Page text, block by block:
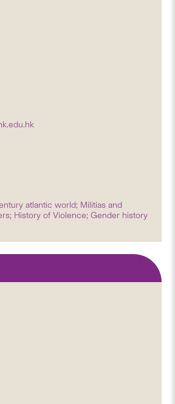
atlantic world; Militias and
History of Violence; Gender history